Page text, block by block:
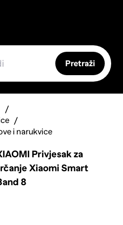
Pretraži
i narukvice
Privjesak za
Xiaomi Smart
8